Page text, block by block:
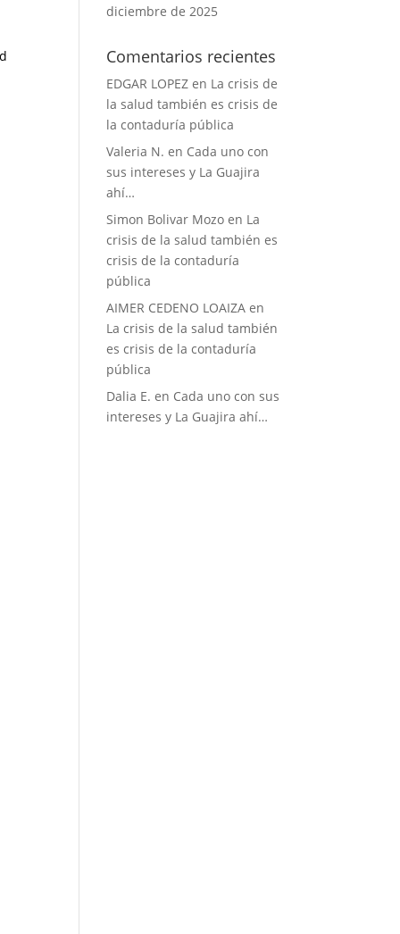
diciembre de 2025
Comentarios recientes
EDGAR LOPEZ en La crisis de
la salud también es crisis de
la contaduría pública
Valeria N. en Cada uno con
sus intereses y La Guajira
ahí…
Simon Bolivar Mozo en La
crisis de la salud también es
crisis de la contaduría
pública
AIMER CEDENO LOAIZA en
La crisis de la salud también
es crisis de la contaduría
pública
Dalia E. en Cada uno con sus
intereses y La Guajira ahí…